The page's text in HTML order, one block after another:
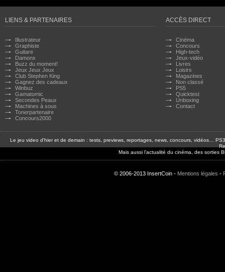
LIENS & PARTENAIRES
Illustrateur
Graphiste
Guitare
Damonx
Buzz du moment!
Jeux Jeux Jeux
Club Stephen King
Gagnez des cadeaux
Winbuz
Gamatomic
Secondes Peaux
Machines à sous
Tonerpartenaire
Concours2000
ACCÈS DIRECT
Cinéma
Concours
High-tech
Jeux-vidéo
Livres
Loisirs
Magazines
Non classé
PS5
Quicktest
Unboxing
Contact
Le jeu video d'hier et de demain : tests, previews, reportages, news, concours, vidéos…
Mais aussi l'actualité du cinéma, des sorties
© 2006-2013 InsertCoin - Mentions légales -